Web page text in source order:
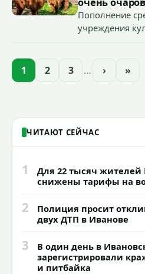
Пополнение
учреждения
областей
1 2 3 … › »
ЧИТАЮТ СЕЙЧАС
1
Для 22 тысяч
снижены тарифы на
2
Полиция просит
двух ДТП в Иванове
3
В один день в
зарегистрировали
и питбайка